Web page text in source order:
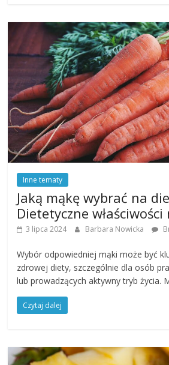
Inne tematy
Jaką mąkę wybrać na
Dietetyczne właściwości
3 lipca 2024 Barbara Nowicka
Wybór odpowiedniej mąki może być
zdrowej diety, szczególnie dla osób
lub prowadzących aktywny tryb życia.
Czytaj dalej